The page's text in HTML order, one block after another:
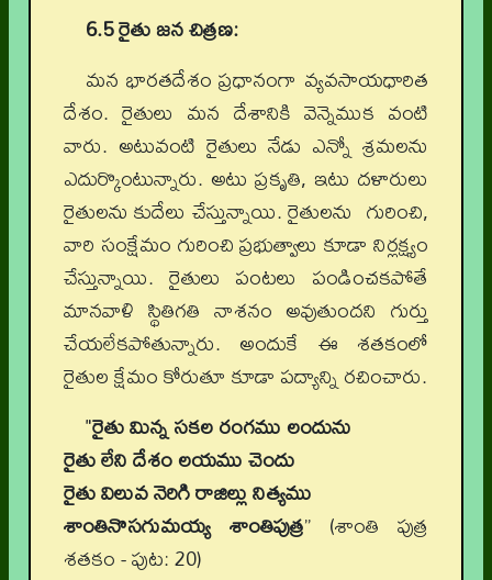
6.5 రైతు జన చిత్రణ:
మన భారతదేశం ప్రధానంగా వ్యవసాయధారిత
దేశం. రైతులు మన దేశానికి వెన్నెముక వంటి
వారు. అటువంటి రైతులు నేడు ఎన్నో శ్రమలను
ఎదుర్కొంటున్నారు. అటు ప్రకృతి, ఇటు దళారులు
రైతులను కుదేలు చేస్తున్నాయి. రైతులను గురించి,
వారి సంక్షేమం గురించి ప్రభుత్వాలు కూడా నిర్లక్ష్యం
చేస్తున్నాయి. రైతులు పంటలు పండించకపోతే
మానవాళి స్థితిగతి నాశనం అవుతుందని గుర్తు
చేయలేకపోతున్నారు. అందుకే ఈ శతకంలో
రైతుల క్షేమం కోరుతూ కూడా పద్యాన్ని రచించారు.
"రైతు మిన్న సకల రంగము లందును
రైతు లేని దేశం లయము చెందు
రైతు విలువ నెరిగి రాజిల్లు నిత్యము
శాంతినొసగుమయ్య శాంతిపుత్ర” (శాంతి పుత్ర
శతకం - పుట: 20)